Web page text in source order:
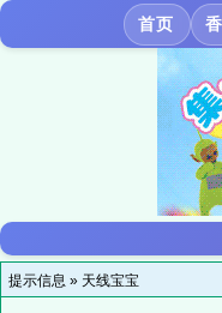
首页
提示信息 » 天线宝宝